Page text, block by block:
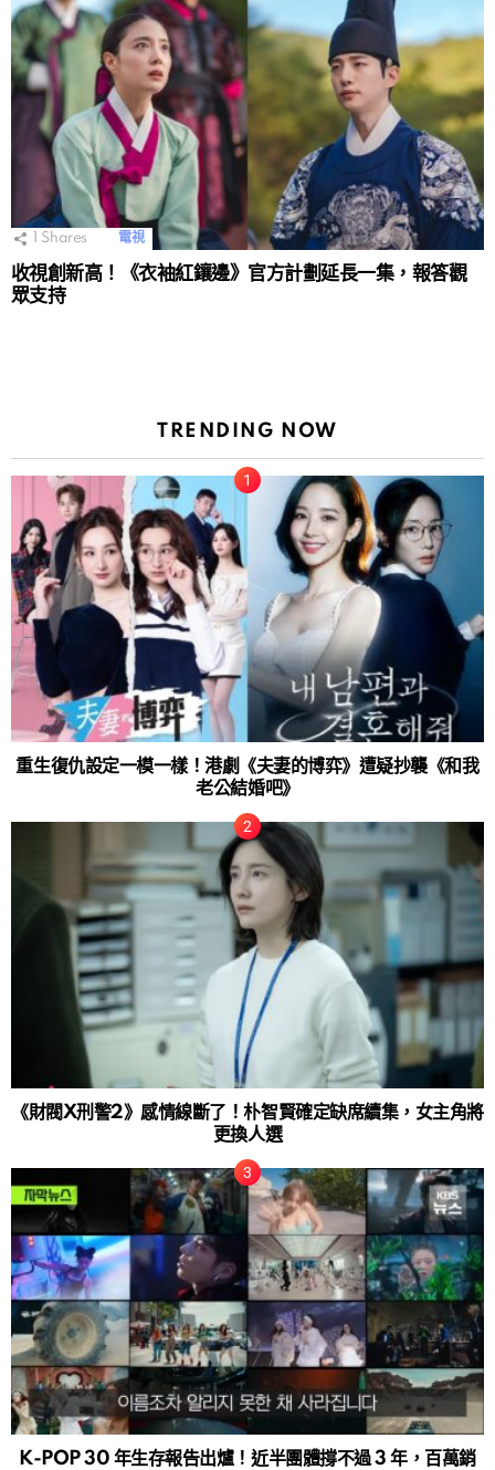
Shares 電視
收視創新高！《衣袖紅鑲邊》官方計劃延長一集，報答觀
眾支持
TRENDING NOW
重生復仇設定一模一樣！港劇《夫妻的博弈》遭疑抄襲《和我
老公結婚吧》
《財閥X刑警2》感情線斷了！朴智賢確定缺席續集，女主角將
更換人選
K-POP 30 年生存報告出爐！近半團體撐不過 3 年，百萬銷